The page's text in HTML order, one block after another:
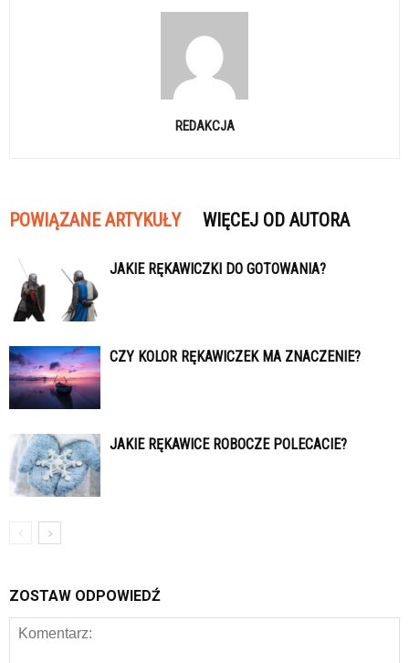
REDAKCJA
POWIĄZANE ARTYKUŁY WIĘCEJ OD AUTORA
JAKIE RĘKAWICZKI DO GOTOWANIA?
CZY KOLOR RĘKAWICZEK MA ZNACZENIE?
JAKIE RĘKAWICE ROBOCZE POLECACIE?
ZOSTAW ODPOWIEDŹ